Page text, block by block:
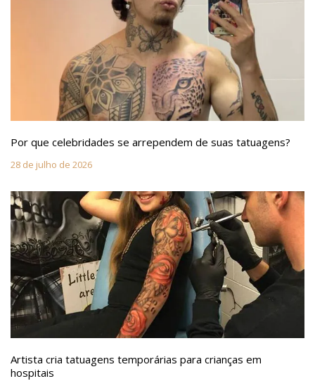
Por que celebridades se arrependem de suas tatuagens?
28 de julho de 2026
Artista cria tatuagens temporárias para crianças em
hospitais